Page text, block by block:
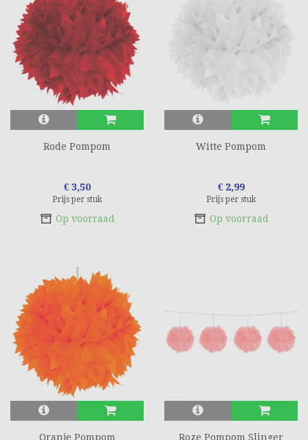
Rode Pompom
€ 3,50
Prijs per stuk
Op voorraad
Witte Pompom
€ 2,99
Prijs per stuk
Op voorraad
Oranje Pompom Roze Pompom Slinger